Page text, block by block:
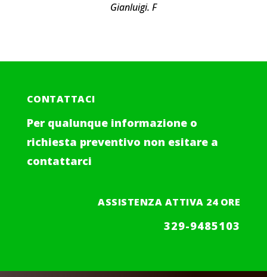
Gianluigi. F
CONTATTACI
Per qualunque informazione o
richiesta preventivo non esitare a
contattarci
ASSISTENZA ATTIVA 24 ORE
329-9485103